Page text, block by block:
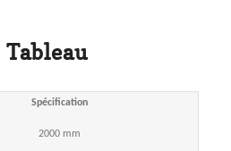
Tableau
Spécification
2000 mm